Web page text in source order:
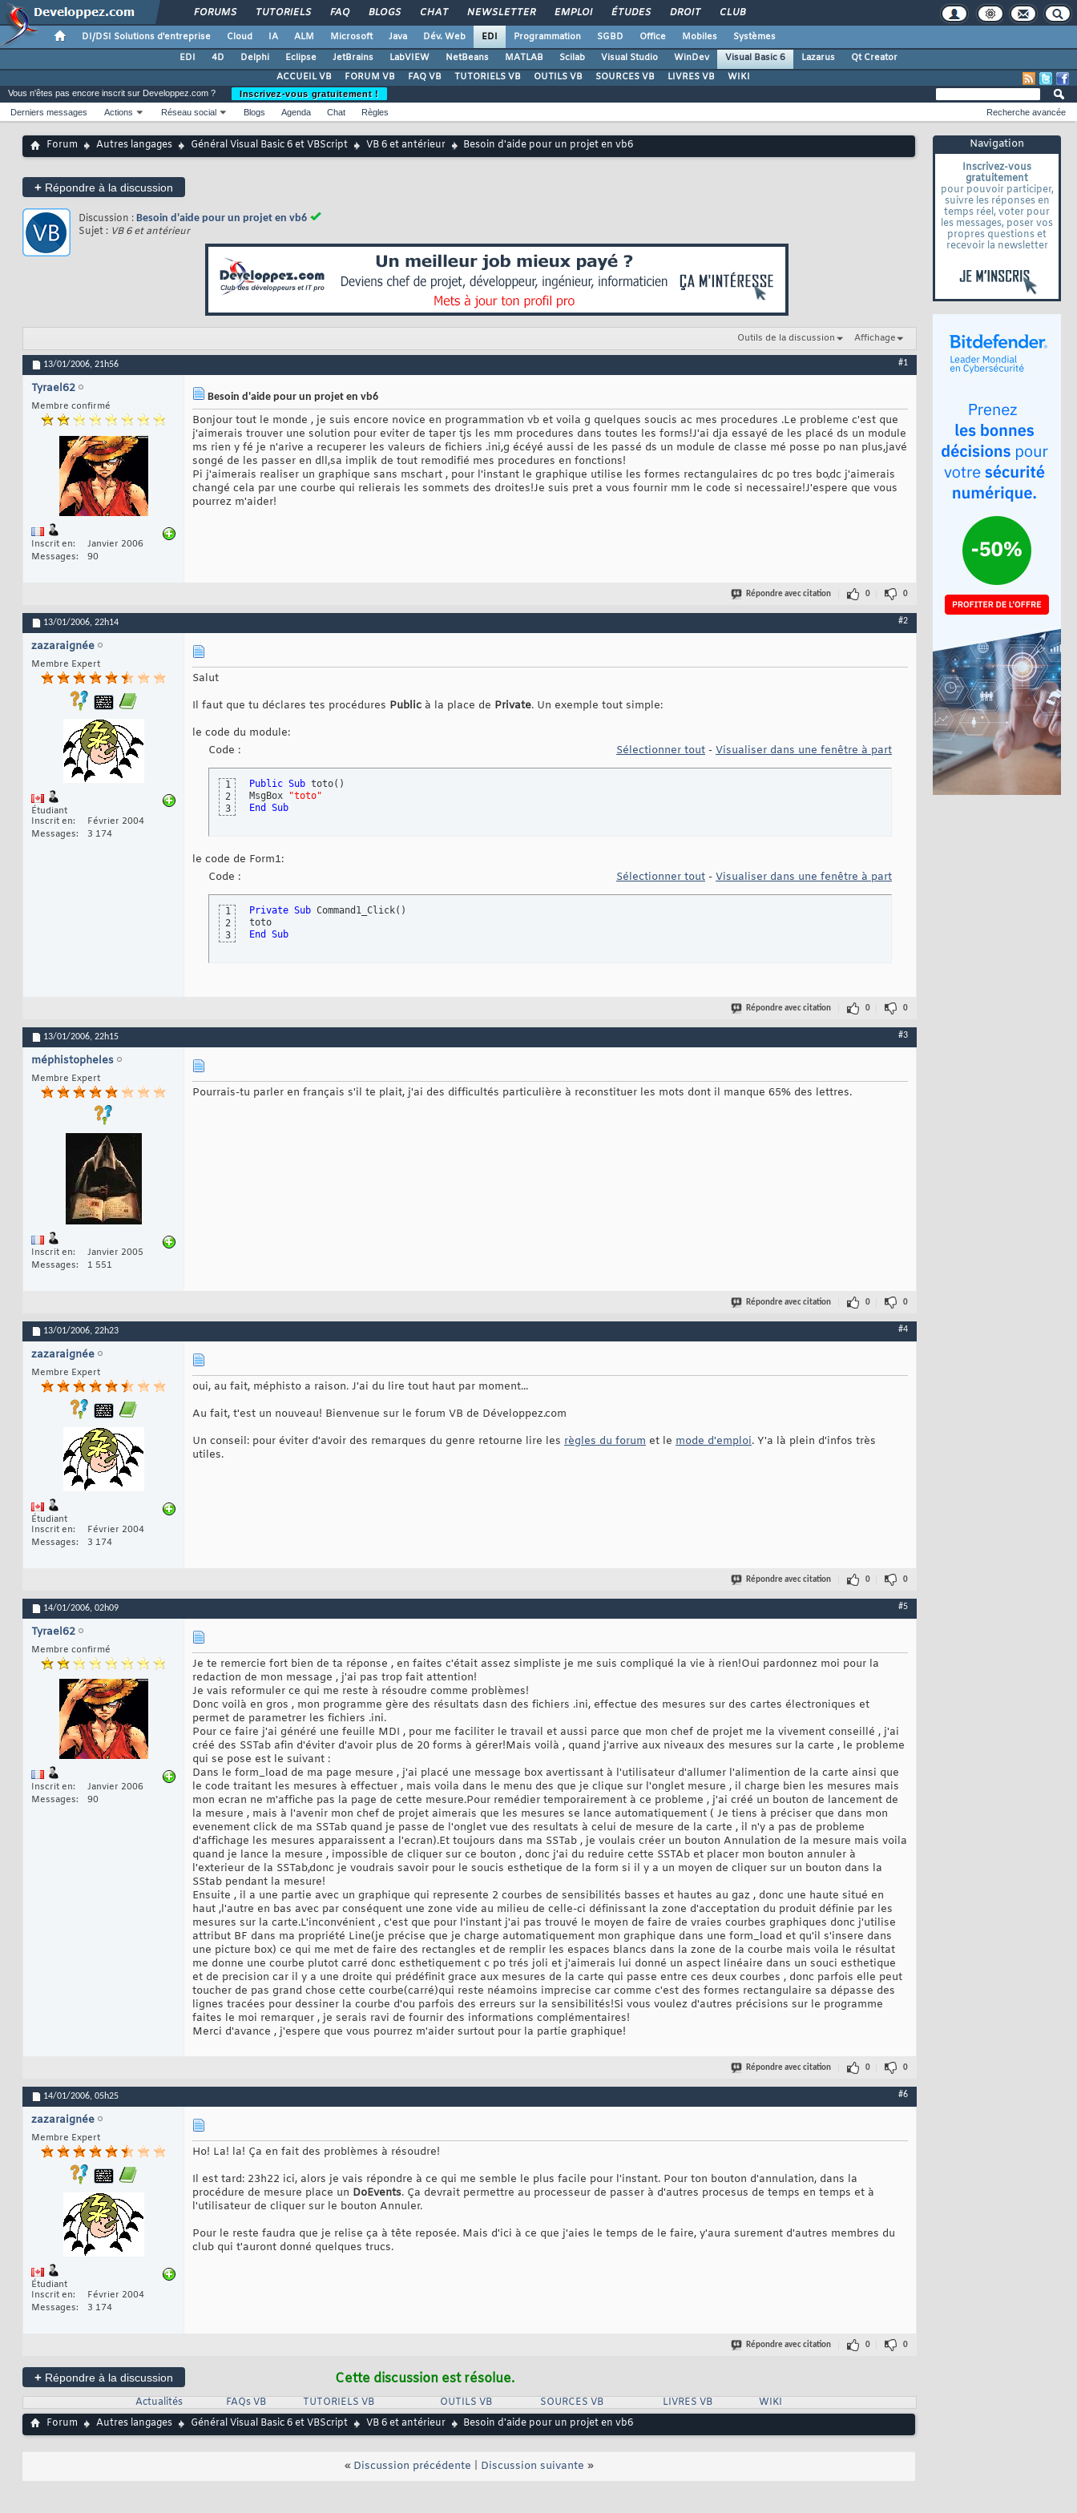
FORUMS TUTORIELS FAQ BLOGS CHAT NEWSLETTER EMPLOI ÉTUDES DROIT CLUB
DI/DSI Solutions d'entreprise Cloud IA ALM Microsoft Java Dév. Web EDI Programmation SGBD Office Mobiles
Systèmes
EDI
4D Delphi Eclipse JetBrains LabVIEW NetBeans MATLAB Scilab Visual Studio WinDev Visual Basic 6 Lazarus
Qt Creator
ACCUEIL VB
FORUM VB FAQ VB TUTORIELS VB OUTILS VB SOURCES VB LIVRES VB WIKI
Navigation
Inscrivez-vous
gratuitement
pour pouvoir participer,
suivre les réponses en
temps réel, voter pour
les messages, poser vos
propres questions et
recevoir la newsletter
Vous n'êtes pas encore inscrit sur Developpez.com ?
Inscrivez-vous gratuitement !
Derniers messages
Actions Réseau social Blogs Agenda Chat Règles Recherche avancée
Forum Autres langages Général Visual Basic 6 et VBScript VB 6 et antérieur Besoin d'aide pour un projet en vb6
+ Répondre à la discussion
Discussion : Besoin d'aide pour un projet en vb6
Sujet : VB 6 et antérieur
Outils de la discussion Affichage
13/01/2006, 21h56 #1
Tyrael62
Membre confirmé
Inscrit en
Janvier 2006
Messages
90
Besoin d'aide pour un projet en vb6
Bonjour tout le monde , je suis encore novice en programmation vb et voila g quelques soucis ac mes procedures .Le probleme c'est que
j'aimerais trouver une solution pour eviter de taper tjs les mm procedures dans toutes les forms!J'ai dja essayé de les placé ds un module
ms rien y fé je n'arive a recuperer les valeurs de fichiers .ini,g écéyé aussi de les passé ds un module de classe mé posse po nan plus,javé
songé de les passer en dll,sa implik de tout remodifié mes procedures en fonctions!
Pi j'aimerais realiser un graphique sans mschart , pour l'instant le graphique utilise les formes rectangulaires dc po tres bo,dc j'aimerais
changé cela par une courbe qui relierais les sommets des droites!Je suis pret a vous fournir mm le code si necessaire!J'espere que vous
pourrez m'aider!
Répondre avec citation 0 0
13/01/2006, 22h14 #2
zazaraignée
Membre Expert
Étudiant
Inscrit en
Février 2004
Messages
3 174
Salut
Il faut que tu déclares tes procédures Public à la place de Private. Un exemple tout simple:
le code du module:
Code :
Sélectionner tout - Visualiser dans une fenêtre à part
1
2
3
Public Sub toto( )
MsgBox
"toto"
End
Sub
le code de Form1:
Code :
Sélectionner tout - Visualiser dans une fenêtre à part
1
2
3
Private Sub Command1_Click( )
End
Sub
Répondre avec citation 0 0
13/01/2006, 22h15 #3
méphistopheles
Membre Expert
Inscrit en
Janvier 2005
Messages
1 551
Pourrais-tu parler en français s'il te plait, j'ai des difficultés particulière à reconstituer les mots dont il manque 65% des lettres.
Répondre avec citation 0 0
13/01/2006, 22h23 #4
zazaraignée
Membre Expert
Étudiant
Inscrit en
Février 2004
Messages
3 174
oui, au fait, méphisto a raison. J'ai du lire tout haut par moment...
Au fait, t'est un nouveau! Bienvenue sur le forum VB de Développez.com
Un conseil: pour éviter d'avoir des remarques du genre retourne lire les règles du forum et le mode d'emploi. Y'a là plein d'infos très
utiles.
Répondre avec citation 0 0
14/01/2006, 02h09 #5
Tyrael62
Membre confirmé
Inscrit en
Janvier 2006
Messages
90
Je te remercie fort bien de ta réponse , en faites c'était assez simpliste je me suis compliqué la vie à rien!Oui pardonnez moi pour la
redaction de mon message , j'ai pas trop fait attention!
Je vais reformuler ce qui me reste à résoudre comme problèmes!
Donc voilà en gros , mon programme gère des résultats dasn des fichiers .ini, effectue des mesures sur des cartes électroniques et
permet de parametrer les fichiers .ini.
Pour ce faire j'ai généré une feuille MDI , pour me faciliter le travail et aussi parce que mon chef de projet me la vivement conseillé , j'ai
créé des SSTab afin d'éviter d'avoir plus de 20 forms à gérer!Mais voilà , quand j'arrive aux niveaux des mesures sur la carte , le probleme
qui se pose est le suivant :
Dans le form_load de ma page mesure , j'ai placé une message box avertissant à l'utilisateur d'allumer l'alimention de la carte ainsi que
le code traitant les mesures à effectuer , mais voila dans le menu des que je clique sur l'onglet mesure , il charge bien les mesures mais
mon ecran ne m'affiche pas la page de cette mesure.Pour remédier temporairement à ce probleme , j'ai créé un bouton de lancement de
la mesure , mais à l'avenir mon chef de projet aimerais que les mesures se lance automatiquement ( Je tiens à préciser que dans mon
evenement click de ma SSTab quand je passe de l'onglet vue des resultats à celui de mesure de la carte , il n'y a pas de probleme
d'affichage les mesures apparaissent a l'ecran).Et toujours dans ma SSTab , je voulais créer un bouton Annulation de la mesure mais voila
quand je lance la mesure , impossible de cliquer sur ce bouton , donc j'ai du reduire cette SSTAb et placer mon bouton annuler à
l'exterieur de la SSTab,donc je voudrais savoir pour le soucis esthetique de la form si il y a un moyen de cliquer sur un bouton dans la
SStab pendant la mesure!
Ensuite , il a une partie avec un graphique qui represente 2 courbes de sensibilités basses et hautes au gaz , donc une haute situé en
haut ,l'autre en bas avec par conséquent une zone vide au milieu de celle-ci définissant la zone d'acceptation du produit définie par les
mesures sur la carte.L'inconvénient , c'est que pour l'instant j'ai pas trouvé le moyen de faire de vraies courbes graphiques donc j'utilise
attribut BF dans ma propriété Line(je précise que je charge automatiquement mon graphique dans une form_load et qu'il s'insere dans
une picture box) ce qui me met de faire des rectangles et de remplir les espaces blancs dans la zone de la courbe mais voila le résultat
me donne une courbe plutot carré donc esthetiquement c po trés joli et j'aimerais lui donné un aspect linéaire dans un souci esthetique
et de precision car il y a une droite qui prédéfinit grace aux mesures de la carte qui passe entre ces deux courbes , donc parfois elle peut
toucher de pas grand chose cette courbe(carré)qui reste néamoins imprecise car comme c'est des formes rectangulaire sa dépasse des
lignes tracées pour dessiner la courbe d'ou parfois des erreurs sur la sensibilités!Si vous voulez d'autres précisions sur le programme
faites le moi remarquer , je serais ravi de fournir des informations complémentaires!
Merci d'avance , j'espere que vous pourrez m'aider surtout pour la partie graphique!
Répondre avec citation 0 0
14/01/2006, 05h25 #6
zazaraignée
Membre Expert
Étudiant
Inscrit en
Février 2004
Messages
3 174
Ho! La! la! Ça en fait des problèmes à résoudre!
Il est tard: 23h22 ici, alors je vais répondre à ce qui me semble le plus facile pour l'instant. Pour ton bouton d'annulation, dans la
procédure de mesure place un DoEvents. Ça devrait permettre au processeur de passer à d'autres procesus de temps en temps et à
l'utilisateur de cliquer sur le bouton Annuler.
Pour le reste faudra que je relise ça à tête reposée. Mais d'ici à ce que j'aies le temps de le faire, y'aura surement d'autres membres du
club qui t'auront donné quelques trucs.
Répondre avec citation 0 0
+ Répondre à la discussion Cette discussion est résolue.
Actualités FAQs VB TUTORIELS VB OUTILS VB SOURCES VB LIVRES VB
WIKI
Forum
Autres langages Général Visual Basic 6 et VBScript VB 6 et antérieur Besoin d'aide pour un projet en vb6
« Discussion précédente Discussion suivante »